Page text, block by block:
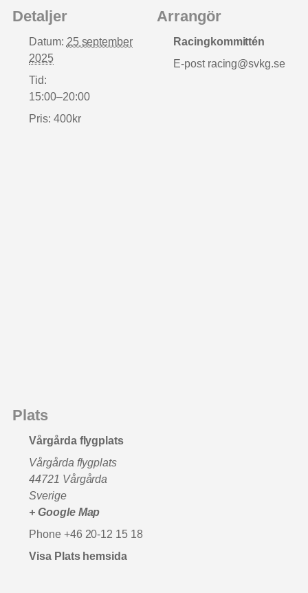
Detaljer
Datum: 25 september
2025
Tid:
15:00–20:00
Pris: 400kr
Arrangör
Racingkommittén
E-post racing@svkg.se
Plats
Vårgårda flygplats
Vårgårda flygplats
44721 Vårgårda
Sverige
+ Google Map
Phone +46 20-12 15 18
Visa Plats hemsida